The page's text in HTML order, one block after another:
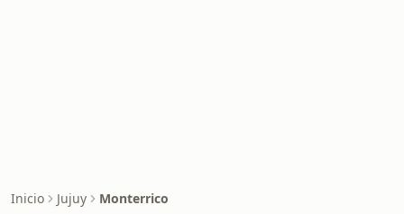
Inicio Jujuy Monterrico